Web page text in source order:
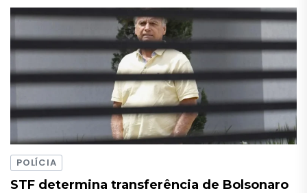
POLÍCIA
STF determina transferência de Bolsonaro